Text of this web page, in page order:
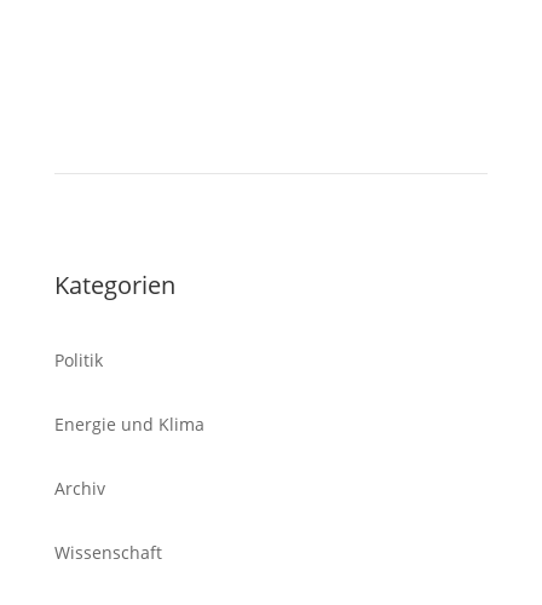
Kategorien
Politik
Energie und Klima
Archiv
Wissenschaft